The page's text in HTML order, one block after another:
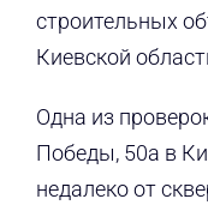
строительных
Киевской
Одна из
Победы, 50а в
недалеко от